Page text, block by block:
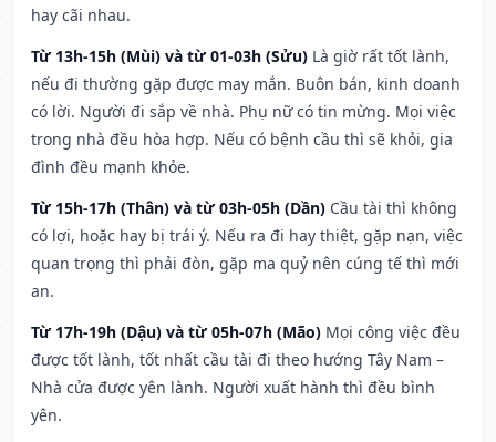
hay cãi nhau.
Từ 13h-15h (Mùi) và từ 01-03h (Sửu) Là giờ rất tốt lành,
nếu đi thường gặp được may mắn. Buôn bán, kinh doanh
có lời. Người đi sắp về nhà. Phụ nữ có tin mừng. Mọi việc
trong nhà đều hòa hợp. Nếu có bệnh cầu thì sẽ khỏi, gia
đình đều mạnh khỏe.
Từ 15h-17h (Thân) và từ 03h-05h (Dần) Cầu tài thì không
có lợi, hoặc hay bị trái ý. Nếu ra đi hay thiệt, gặp nạn, việc
quan trọng thì phải đòn, gặp ma quỷ nên cúng tế thì mới
an.
Từ 17h-19h (Dậu) và từ 05h-07h (Mão) Mọi công việc đều
được tốt lành, tốt nhất cầu tài đi theo hướng Tây Nam –
Nhà cửa được yên lành. Người xuất hành thì đều bình
yên.